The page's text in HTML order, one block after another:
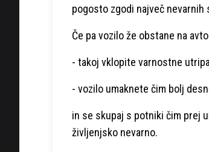
pogosto zgodi največ nevarnih
Če pa vozilo že obstane na
- takoj vklopite varnostne
- vozilo umaknete čim bolj
in se skupaj s potniki čim prej
življenjsko nevarno.